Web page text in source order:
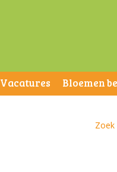
Vacatures Bloemen